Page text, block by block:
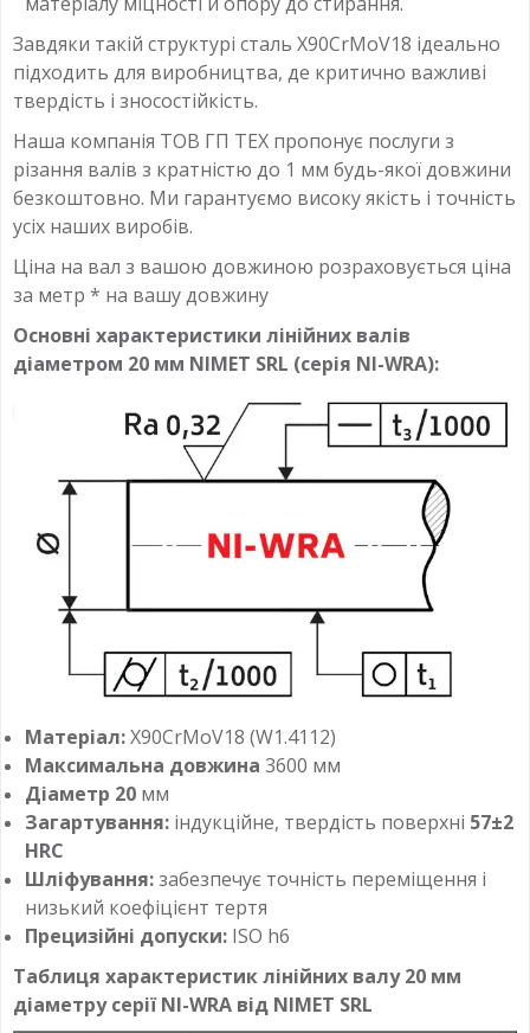
Завдяки такій структурі сталь X90CrMoV18 ідеально
підходить для виробництва, де критично важливі
твердість і зносостійкість.
Наша компанія ТОВ ГП ТЕХ пропонує послуги з
різання валів з кратністю до 1 мм будь-якої довжини
безкоштовно. Ми гарантуємо високу якість і точність
усіх наших виробів.
Ціна на вал з вашою довжиною розраховується ціна
за метр * на вашу довжину
Основні характеристики лінійних валів
діаметром 20 мм NIMET SRL (серія NI-WRA):
Матеріал:X90CrMoV18 (W1.4112)
Максимальна довжина 3600 мм
Діаметр 20 мм
Загартування: індукційне, твердість поверхні 57±2
HRC
Шліфування:забезпечує точність переміщення і
низький коефіцієнт тертя
Прецизійні допуски: ISO h6
Таблиця характеристик лінійних валу 20 мм
діаметру серії NI-WRA від NIMET SRL